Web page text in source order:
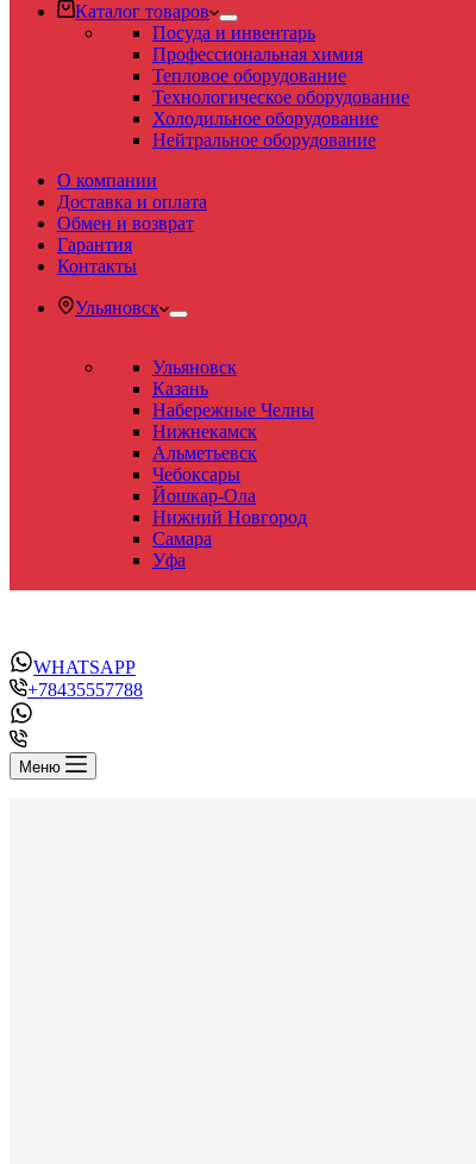
Каталог товаров
Посуда и инвентарь
Профессиональная химия
Тепловое оборудование
Технологическое оборудование
Холодильное оборудование
Нейтральное оборудование
О компании
Доставка и оплата
Обмен и возврат
Гарантия
Контакты
Ульяновск
Ульяновск
Казань
Набережные Челны
Нижнекамск
Альметьевск
Чебоксары
Йошкар-Ола
Нижний Новгород
Самара
Уфа
WHATSAPP
+78435557788
Меню